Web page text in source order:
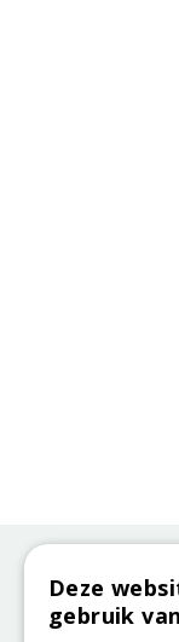
Deze
gebruik